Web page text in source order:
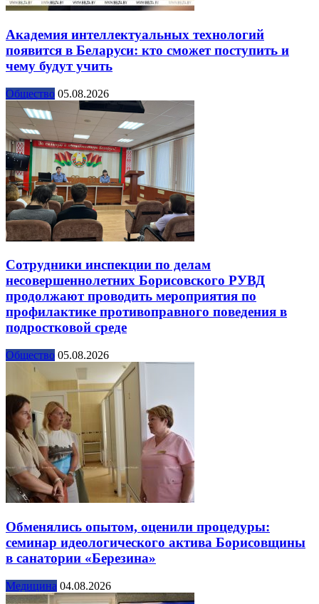
Академия интеллектуальных технологий
появится в Беларуси: кто сможет поступить и
чему будут учить
Общество 05.08.2026
Сотрудники инспекции по делам
несовершеннолетних Борисовского РУВД
продолжают проводить мероприятия по
профилактике противоправного поведения в
подростковой среде
Общество 05.08.2026
Обменялись опытом, оценили процедуры:
семинар идеологического актива Борисовщины
в санатории «Березина»
Медицина 04.08.2026